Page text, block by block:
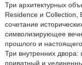
Три архитектурных
Residence и Collection,
сочетание
символизирующее
прошлого и настоящего.
Три внутренних
приватный и